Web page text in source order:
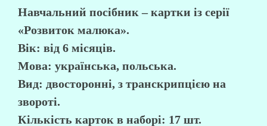
Навчальний посібник – картки із серії
«Розвиток малюка».
Вік: від 6 місяців.
Мова: українська, польська.
Вид: двосторонні, з транскрипцією на
звороті.
Кількість карток в наборі: 17 шт.